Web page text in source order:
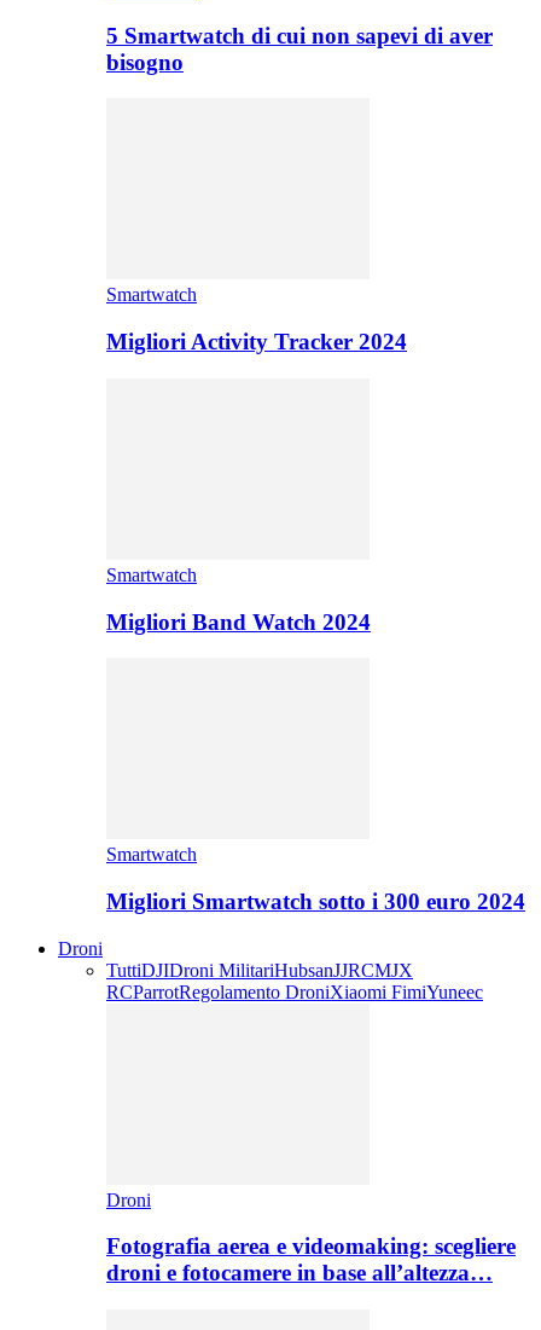
5 Smartwatch di cui non sapevi di aver
bisogno
Smartwatch
Migliori Activity Tracker 2024
Smartwatch
Migliori Band Watch 2024
Smartwatch
Migliori Smartwatch sotto i 300 euro 2024
Droni
TuttiDJIDroni MilitariHubsanJJRCMJX
RCParrotRegolamento DroniXiaomi FimiYuneec
Droni
Fotografia aerea e videomaking: scegliere
droni e fotocamere in base all’altezza…